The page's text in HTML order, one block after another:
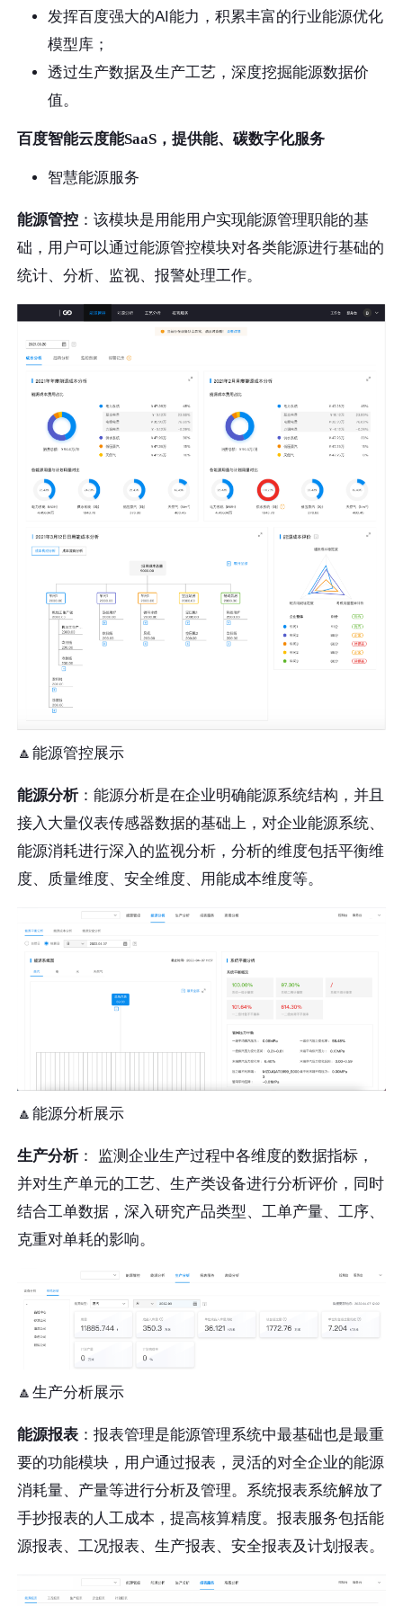
发挥百度强大的AI能力，积累丰富的行业能源优化
模型库；
透过生产数据及生产工艺，深度挖掘能源数据价
值。
百度智能云度能SaaS，提供能、碳数字化服务
智慧能源服务
能源管控 ：该模块是用能用户实现能源管理职能的基
础，用户可以通过能源管控模块对各类能源进行基础的
统计、分析、监视、报警处理工作。
🔼能源管控展示
能源分析：能源分析是在企业明确能源系统结构，并且
接入大量仪表传感器数据的基础上，对企业能源系统、
能源消耗进行深入的监视分析，分析的维度包括平衡维
度、质量维度、安全维度、用能成本维度等。
🔼能源分析展示
生产分析： 监测企业生产过程中各维度的数据指标，
并对生产单元的工艺、生产类设备进行分析评价，同时
结合工单数据，深入研究产品类型、工单产量、工序、
克重对单耗的影响。
🔼生产分析展示
能源报表 ：报表管理是能源管理系统中最基础也是最重
要的功能模块，用户通过报表，灵活的对全企业的能源
消耗量、产量等进行分析及管理。系统报表系统解放了
手抄报表的人工成本，提高核算精度。报表服务包括能
源报表、工况报表、生产报表、安全报表及计划报表。